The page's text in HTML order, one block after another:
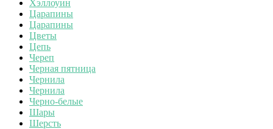
Хэллоуин
Царапины
Царапины
Цветы
Цепь
Череп
Черная пятница
Чернила
Чернила
Черно-белые
Шары
Шерсть